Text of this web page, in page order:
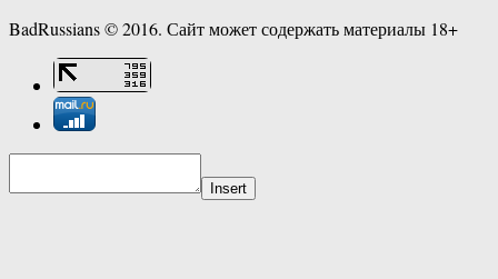
BadRussians © 2016. Сайт может содержать материалы 18+
Insert